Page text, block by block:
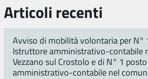
Articoli recenti
Avviso di mobilità volontaria per N°
Istruttore amministrativo-contabile
Vezzano sul Crostolo e di N° 1
amministrativo-contabile nel